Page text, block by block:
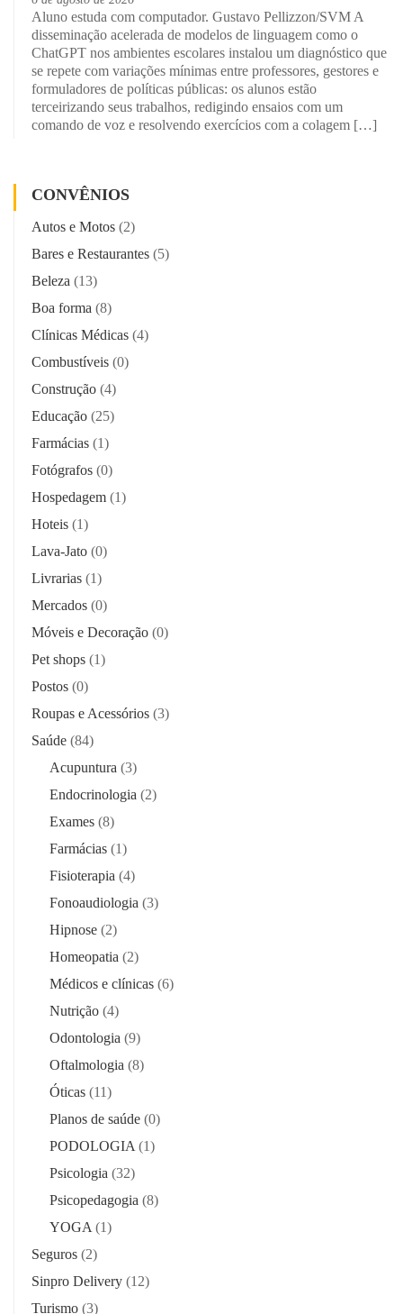
Aluno estuda com computador. Gustavo Pellizzon/SVM A
disseminação acelerada de modelos de linguagem como o
ChatGPT nos ambientes escolares instalou um diagnóstico que
se repete com variações mínimas entre professores, gestores e
formuladores de políticas públicas: os alunos estão
terceirizando seus trabalhos, redigindo ensaios com um
comando de voz e resolvendo exercícios com a colagem […]
CONVÊNIOS
Autos e Motos (2)
Bares e Restaurantes (5)
Beleza (13)
Boa forma (8)
Clínicas Médicas (4)
Combustíveis (0)
Construção (4)
Educação (25)
Farmácias (1)
Fotógrafos (0)
Hospedagem (1)
Hoteis (1)
Lava-Jato (0)
Livrarias (1)
Mercados (0)
Móveis e Decoração (0)
Pet shops (1)
Postos (0)
Roupas e Acessórios (3)
Saúde (84)
Acupuntura (3)
Endocrinologia (2)
Exames (8)
Farmácias (1)
Fisioterapia (4)
Fonoaudiologia (3)
Hipnose (2)
Homeopatia (2)
Médicos e clínicas (6)
Nutrição (4)
Odontologia (9)
Oftalmologia (8)
Óticas (11)
Planos de saúde (0)
PODOLOGIA (1)
Psicologia (32)
Psicopedagogia (8)
YOGA (1)
Seguros (2)
Sinpro Delivery (12)
Turismo (3)